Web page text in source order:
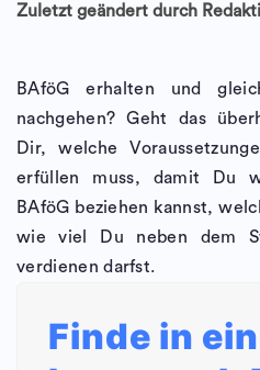
Zuletzt geändert durch
BAföG erhalten und
nachgehen? Geht das
Dir, welche
erfüllen muss, damit Du
BAföG beziehen kannst,
wie viel Du neben dem
verdienen darfst.
Finde in